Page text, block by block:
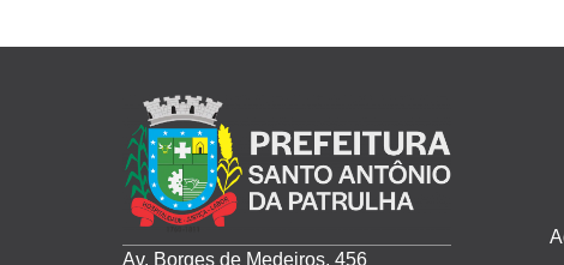
Av. Borges de Medeiros, 456